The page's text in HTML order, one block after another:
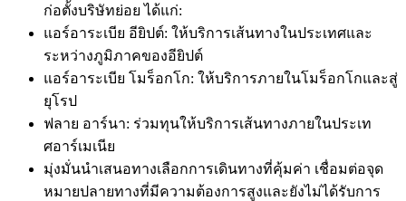
ก่อตั้งบริษัทย่อย ได้แก่:
แอร์อาระเบีย อียิปต์: ให้บริการเส้นทางในประเทศและ
ระหว่างภูมิภาคของอียิปต์
แอร์อาระเบีย โมร็อกโก: ให้บริการภายในโมร็อกโกและสู่
ยุโรป
ฟลาย อาร์นา: ร่วมทุนให้บริการเส้นทางภายในประเท
ศอาร์เมเนีย
มุ่งมั่นนำเสนอทางเลือกการเดินทางที่คุ้มค่า เชื่อมต่อจุด
หมายปลายทางที่มีความต้องการสูงและยังไม่ได้รับการ